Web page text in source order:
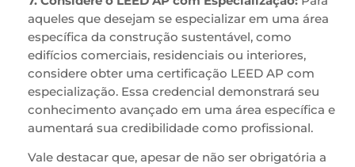
aqueles que desejam se especializar em uma área
específica da construção sustentável, como
edifícios comerciais, residenciais ou interiores,
considere obter uma certificação LEED AP com
especialização. Essa credencial demonstrará seu
conhecimento avançado em uma área específica e
aumentará sua credibilidade como profissional.
Vale destacar que, apesar de não ser obrigatória a